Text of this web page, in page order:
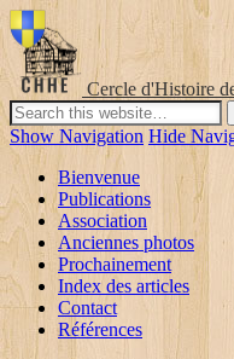
Cercle d'Histoire
Show Navigation Hide
Bienvenue
Publications
Association
Anciennes photos
Prochainement
Index des articles
Contact
Références